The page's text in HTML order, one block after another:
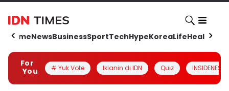
HomeNewsBusinessSportTechHypeKoreaLifeHealth
For
You
# Yuk Vote Iklanin di IDN Quiz INSIDENESIA